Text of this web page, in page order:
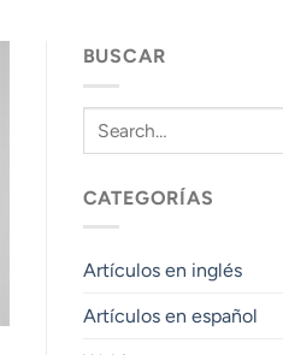
BUSCAR
CATEGORÍAS
Artículos en inglés
Artículos en español